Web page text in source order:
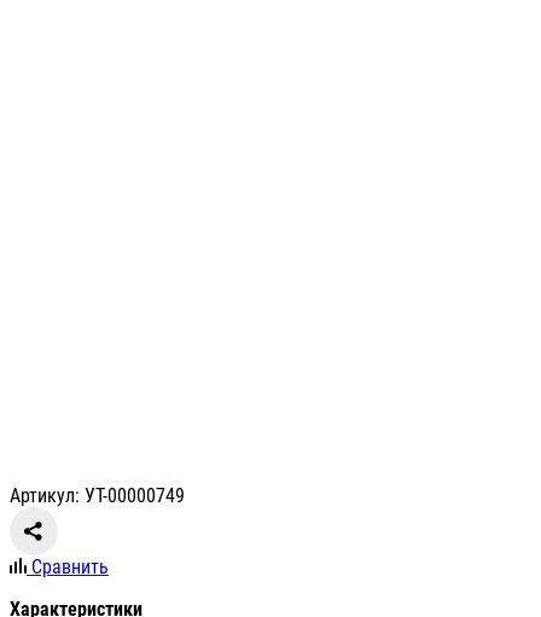
Артикул: УТ-00000749
Сравнить
Характеристики